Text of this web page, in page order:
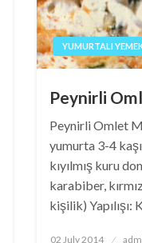
YUMURTALI
Peynirli
Peynirli Omlet
yumurta 3-4
kıyılmış kuru
karabiber,
kişilik)
Posted
02 July 2014